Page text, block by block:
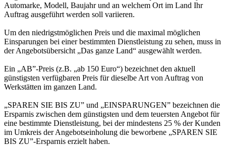
Automarke, Modell, Baujahr und an welchem Ort im Land Ihr
Auftrag ausgeführt werden soll variieren.
Um den niedrigstmöglichen Preis und die maximal möglichen
Einsparungen bei einer bestimmten Dienstleistung zu sehen, muss in
der Angebotsübersicht „Das ganze Land“ ausgewählt werden.
Ein „AB”-Preis (z.B. „ab 150 Euro“) bezeichnet den aktuell
günstigsten verfügbaren Preis für dieselbe Art von Auftrag von
Werkstätten im ganzen Land.
„SPAREN SIE BIS ZU” und „EINSPARUNGEN” bezeichnen die
Ersparnis zwischen dem günstigsten und dem teuersten Angebot für
eine bestimmte Dienstleistung, bei der mindestens 25 % der Kunden
im Umkreis der Angebotseinholung die beworbene „SPAREN SIE
BIS ZU”-Ersparnis erzielt haben.